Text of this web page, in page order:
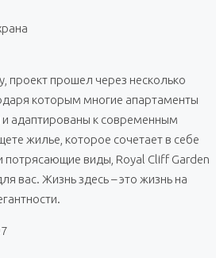
проект прошел через несколько
которым многие апартаменты
адаптированы к современным
жилье, которое сочетает в себе
потрясающие виды, Royal Cliff Garden
вас. Жизнь здесь – это жизнь на